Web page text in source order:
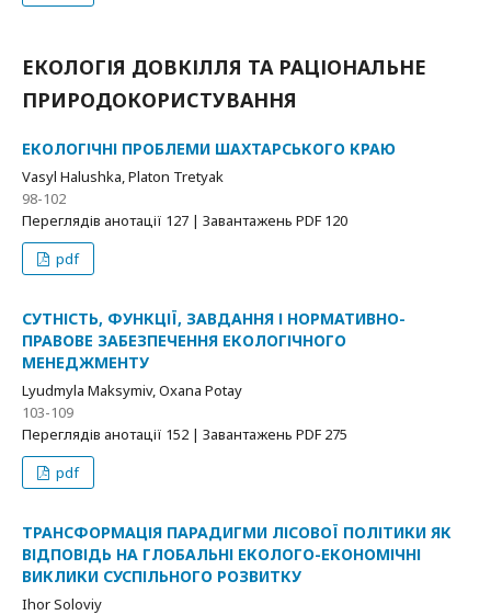
ЕКОЛОГІЯ ДОВКІЛЛЯ ТА РАЦІОНАЛЬНЕ
ПРИРОДОКОРИСТУВАННЯ
ЕКОЛОГІЧНІ ПРОБЛЕМИ ШАХТАРСЬКОГО КРАЮ
Vasyl Halushka, Platon Tretyak
98-102
Переглядів анотації 127 | Завантажень PDF 120
pdf
СУТНІСТЬ, ФУНКЦІЇ, ЗАВДАННЯ І НОРМАТИВНО-
ПРАВОВЕ ЗАБЕЗПЕЧЕННЯ ЕКОЛОГІЧНОГО
МЕНЕДЖМЕНТУ
Lyudmyla Maksymiv, Oxana Potay
103-109
Переглядів анотації 152 | Завантажень PDF 275
pdf
ТРАНСФОРМАЦІЯ ПАРАДИГМИ ЛІСОВОЇ ПОЛІТИКИ ЯК
ВІДПОВІДЬ НА ГЛОБАЛЬНІ ЕКОЛОГО-ЕКОНОМІЧНІ
ВИКЛИКИ СУСПІЛЬНОГО РОЗВИТКУ
Ihor Soloviy